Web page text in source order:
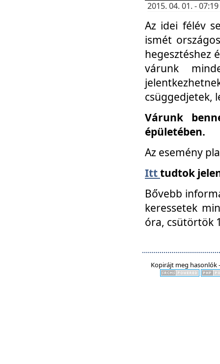
2015. 04. 01. -
Az idei félév
ismét
hegesztéshez
várunk
csüggedjetek,
Várunk
épületében.
Az esemény
Itttudtok
Bővebb
keressetek
óra, csütörtök
Kopirájt meg hasonlók